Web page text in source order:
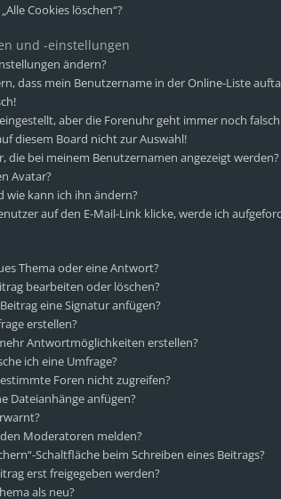
Cookies löschen“?
und -einstellungen
ändern?
dass mein Benutzername in der Online-Liste
aber die Forenuhr geht immer noch
diesem Board nicht zur Auswahl!
die bei meinem Benutzernamen angezeigt werden?
Avatar?
wie kann ich ihn ändern?
auf den E-Mail-Link klicke, werde ich
Thema oder eine Antwort?
bearbeiten oder löschen?
eine Signatur anfügen?
erstellen?
Antwortmöglichkeiten erstellen?
ich eine Umfrage?
Foren nicht zugreifen?
Dateianhänge anfügen?
Moderatoren melden?
Schaltfläche beim Schreiben eines Beitrags?
erst freigegeben werden?
als neu?